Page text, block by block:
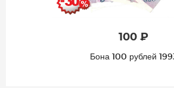
100 ₽
Бона 100 рублей